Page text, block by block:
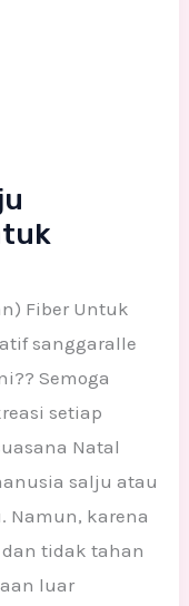
Fiber Untuk
sanggaralle
Semoga
setiap
Natal
salju atau
Namun, karena
tidak tahan
luar